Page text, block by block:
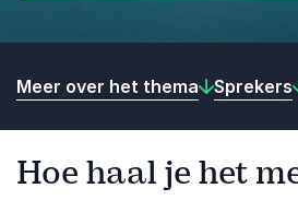
Meer over het thema Sprekers
Hoe haal je het